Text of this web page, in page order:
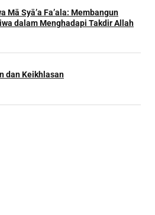
Mā Syā’a Fa’ala: Membangun
dalam Menghadapi Takdir Allah
dan Keikhlasan